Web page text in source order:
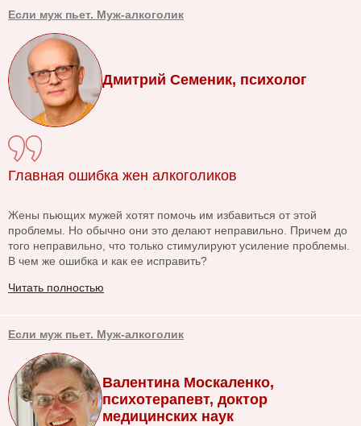
Если муж пьет. Муж-алкоголик
Дмитрий Семеник, психолог
Главная ошибка жен алкоголиков
Жены пьющих мужей хотят помочь им избавиться от этой
проблемы. Но обычно они это делают неправильно. Причем до
того неправильно, что только стимулируют усиление проблемы.
В чем же ошибка и как ее исправить?
Читать полностью
Если муж пьет. Муж-алкоголик
Валентина Москаленко,
психотерапевт, доктор
медицинских наук